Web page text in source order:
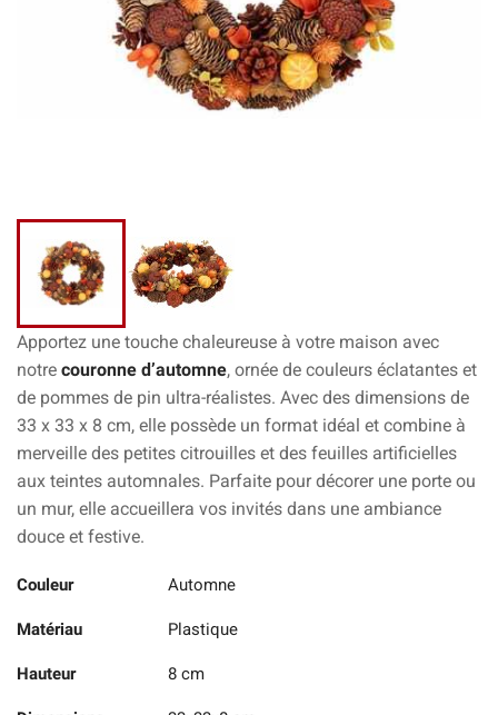
Apportez une touche chaleureuse à votre maison avec
notre couronne d’automne, ornée de couleurs éclatantes et
de pommes de pin ultra-réalistes. Avec des dimensions de
33 x 33 x 8 cm, elle possède un format idéal et combine à
merveille des petites citrouilles et des feuilles artificielles
aux teintes automnales. Parfaite pour décorer une porte ou
un mur, elle accueillera vos invités dans une ambiance
douce et festive.
Couleur Automne
Matériau Plastique
Hauteur 8 cm